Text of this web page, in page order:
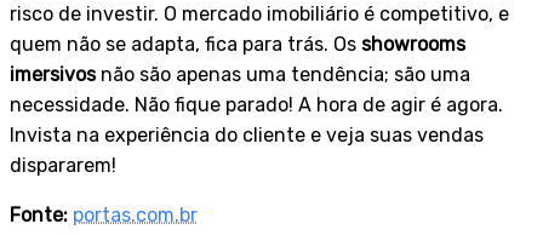
risco de investir. O mercado imobiliário é competitivo, e
quem não se adapta, fica para trás. Os showrooms
imersivosnão são apenas uma tendência; são uma
necessidade. Não fique parado! A hora de agir é agora.
Invista na experiência do cliente e veja suas vendas
dispararem!
Fonte: portas.com.br